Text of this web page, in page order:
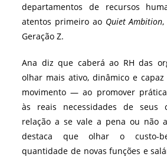
departamentos de recursos
atentos primeiro ao Quiet Ambition
Geração Z.
Ana diz que caberá ao RH das
olhar mais ativo, dinâmico e
movimento — ao promover
às reais necessidades de seus
relação a se vale a pena ou não
destaca que olhar o custo-
quantidade de novas funções e